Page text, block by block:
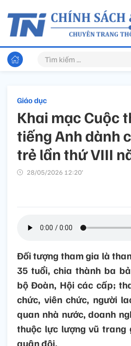
Giáo dục
Khai mạc Cuộc
tiếng Anh dành
trẻ lần thứ VIII
28/05/2026 12:20’
Đối tượng tham gia là
35 tuổi, chia thành ba
bộ Đoàn, Hội các cấp;
chức, viên chức, người
quan nhà nước, doanh
thuộc lực lượng vũ trang
quân đội.